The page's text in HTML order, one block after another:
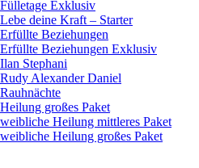
Exklusiv
deine Kraft – Starter
Beziehungen
Beziehungen Exklusiv
Stephani
Alexander Daniel
großes Paket
Heilung mittleres Paket
Heilung großes Paket